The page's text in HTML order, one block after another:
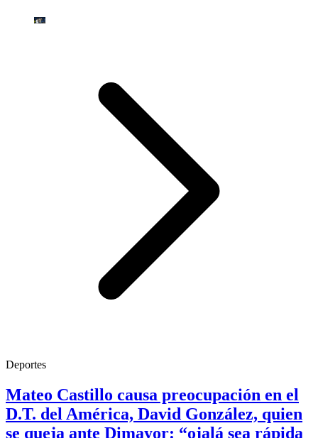
Deportes
Mateo Castillo causa preocupación en el
D.T. del América, David González, quien
se queja ante Dimayor: “ojalá sea rápida